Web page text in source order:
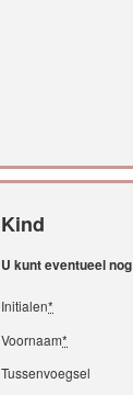
Kind
U kunt eventueel
Initialen*
Voornaam*
Tussenvoegsel